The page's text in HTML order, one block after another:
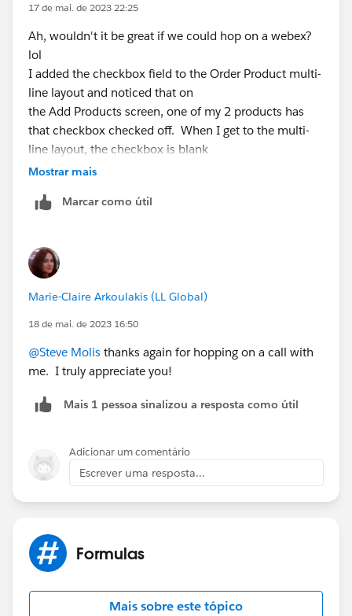
17 de mai. de 2023 22:25
Ah, wouldn't it be great if we could hop on a webex?
lol
I added the checkbox field to the Order Product multi-
line layout and noticed that on
the Add Products screen, one of my 2 products has
that checkbox checked off. When I get to the multi-
line layout, the checkbox is blank
Mostrar mais
Marcar como útil
Marie-Claire Arkoulakis (LL Global)
18 de mai. de 2023 16:50
@Steve Molis thanks again for hopping on a call with
me. I truly appreciate you!
Mais 1 pessoa sinalizou a resposta como útil
Adicionar um comentário
Escrever uma resposta...
Formulas
Mais sobre este tópico